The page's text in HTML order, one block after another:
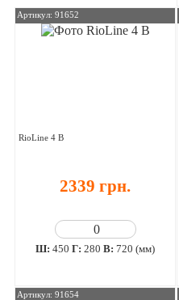
Артикул: 91652
RioLine 4 В
2339 грн.
Ш:450 Г:280 В:720 (мм)
Артикул: 91654